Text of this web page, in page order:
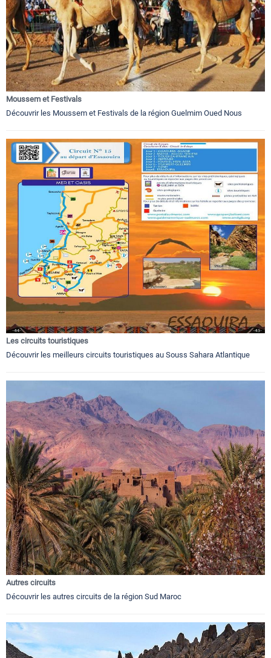
Moussem et Festivals
Découvrir les Moussem et Festivals de la région Guelmim Oued Nous
Les circuits touristiques
Découvrir les meilleurs circuits touristiques au Souss Sahara Atlantique
Autres circuits
Découvrir les autres circuits de la région Sud Maroc